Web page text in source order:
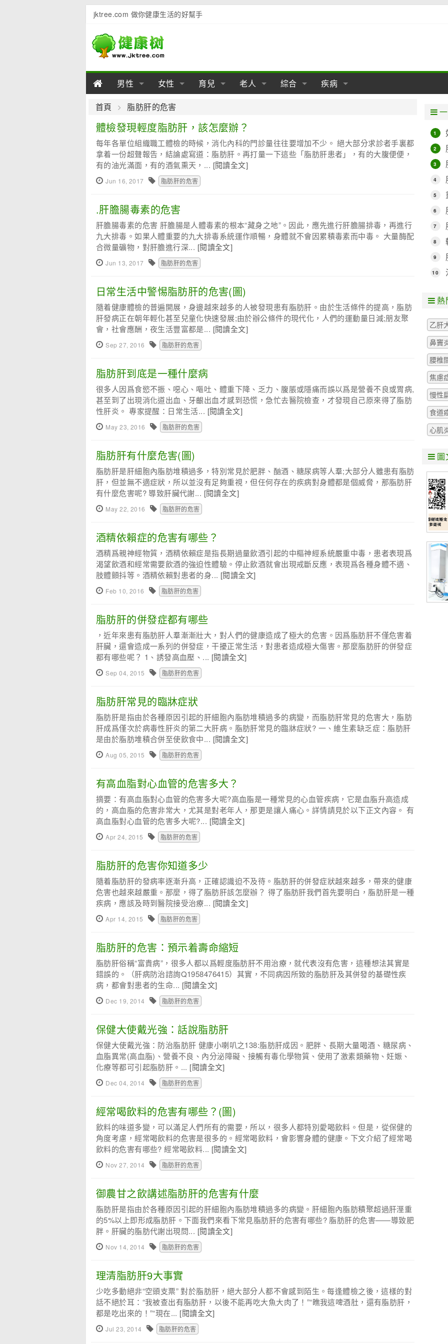
jktree.com 做你健康生活的好幫手
男性
男性陽痿
男性早泄
男性不育
男性心理
男性保養
男性飲食
男性用品 男性疾病
女性
女性乳房
女性子宮
女性經期
女性飲食
女性生理 女性疾病
育兒
產後
新生兒期
幼兒期
學前期 母嬰用品
老人
老人心理
老人用品
老人護理
綜合
亞健康
急救自救
疾病
泌尿科
肛腸科
精神病
骨科
心血管
首頁 脂肪肝的危害
體檢發現輕度脂肪肝，該怎麼辦？
每年各單位組織職工體檢的時候，消化內科的門診量往往要增加不少。 絕大部分求診者手裏都
拿着一份超聲報告，結論處寫道：脂肪肝。再打量一下這些「脂肪肝患者」，有的大腹便便，
有的油光滿面，有的酒氣熏天，... [閱讀全文]
Jun 16, 2017 脂肪肝的危害
.肝膽腸毒素的危害
肝膽腸毒素的危害 肝膽腸是人體毒素的根本“藏身之地”。因此，應先進行肝膽腸排毒，再進行
九大排毒。如果人體重要的九大排毒系統運作順暢，身體就不會因累積毒素而中毒。 大量酶配
合微量礦物，對肝膽進行深... [閱讀全文]
Jun 13, 2017 脂肪肝的危害
日常生活中警惕脂肪肝的危害(圖)
隨着健康體檢的普遍開展，身邊越來越多的人被發現患有脂肪肝。由於生活條件的提高，脂肪
肝發病正在朝年輕化甚至兒童化快速發展;由於辦公條件的現代化，人們的運動量日減;朋友聚
會，社會應酬，夜生活豐富都是... [閱讀全文]
Sep 27, 2016 脂肪肝的危害
脂肪肝到底是一種什麼病
很多人因爲食慾不振、噁心、嘔吐、體重下降、乏力、腹脹或隱痛而誤以爲是營養不良或胃病,
甚至到了出現消化道出血、牙齦出血才感到恐慌，急忙去醫院檢查，才發現自己原來得了脂肪
性肝炎。 專家提醒：日常生活... [閱讀全文]
May 23, 2016 脂肪肝的危害
脂肪肝有什麼危害(圖)
脂肪肝是肝細胞內脂肪堆積過多，特別常見於肥胖、酗酒、糖尿病等人羣;大部分人雖患有脂肪
肝，但並無不適症狀，所以並沒有足夠重視，但任何存在的疾病對身體都是個威脅，那脂肪肝
有什麼危害呢? 導致肝臟代謝... [閱讀全文]
May 22, 2016 脂肪肝的危害
酒精依賴症的危害有哪些？
酒精爲親神經物質，酒精依賴症是指長期過量飲酒引起的中樞神經系統嚴重中毒，患者表現爲
渴望飲酒和經常需要飲酒的強迫性體驗。停止飲酒就會出現戒斷反應，表現爲各種身體不適、
肢體顫抖等。酒精依賴對患者的身... [閱讀全文]
Feb 10, 2016 脂肪肝的危害
脂肪肝的併發症都有哪些
，近年來患有脂肪肝人羣漸漸壯大，對人們的健康造成了極大的危害。因爲脂肪肝不僅危害着
肝臟，還會造成一系列的併發症，干擾正常生活，對患者造成極大傷害。那麼脂肪肝的併發症
都有哪些呢？ 1、誘發高血壓、... [閱讀全文]
Sep 04, 2015 脂肪肝的危害
脂肪肝常見的臨牀症狀
脂肪肝是指由於各種原因引起的肝細胞內脂肪堆積過多的病變，而脂肪肝常見的危害大，脂肪
肝成爲僅次於病毒性肝炎的第二大肝病。脂肪肝常見的臨牀症狀? 一、維生素缺乏症：脂肪肝
是由於脂肪堆積合併至使飲食中... [閱讀全文]
Aug 05, 2015 脂肪肝的危害
有高血脂對心血管的危害多大？
摘要：有高血脂對心血管的危害多大呢?高血脂是一種常見的心血管疾病，它是血脂升高造成
的，高血脂的危害非常大，尤其是對老年人，那更是讓人痛心。詳情請見於以下正文內容。 有
高血脂對心血管的危害多大呢?... [閱讀全文]
Apr 24, 2015 脂肪肝的危害
脂肪肝的危害你知道多少
隨着脂肪肝的發病率逐漸升高，正確認識迫不及待。脂肪肝的併發症狀越來越多，帶來的健康
危害也越來越嚴重。那麼，得了脂肪肝該怎麼辦？ 得了脂肪肝我們首先要明白，脂肪肝是一種
疾病，應該及時到醫院接受治療... [閱讀全文]
Apr 14, 2015 脂肪肝的危害
脂肪肝的危害：預示着壽命縮短
脂肪肝俗稱“富貴病”，很多人都以爲輕度脂肪肝不用治療，就代表沒有危害，這種想法其實是
錯誤的。（肝病防治諮詢Q1958476415）其實，不同病因所致的脂肪肝及其併發的基礎性疾
病，都會對患者的生命... [閱讀全文]
Dec 19, 2014 脂肪肝的危害
保健大使戴光強：話說脂肪肝
保健大使戴光強：防治脂肪肝 健康小喇叭之138:脂肪肝成因。肥胖、長期大量喝酒、糖尿病、
血脂異常(高血脂)、營養不良、內分泌障礙、接觸有毒化學物質、使用了激素類藥物、妊娠、
化療等都可引起脂肪肝。... [閱讀全文]
Dec 04, 2014 脂肪肝的危害
經常喝飲料的危害有哪些？(圖)
飲料的味道多變，可以滿足人們所有的需要，所以，很多人都特別愛喝飲料。但是，從保健的
角度考慮，經常喝飲料的危害是很多的。經常喝飲料，會影響身體的健康。下文介紹了經常喝
飲料的危害有哪些? 經常喝飲料... [閱讀全文]
Nov 27, 2014 脂肪肝的危害
御農甘之飲講述脂肪肝的危害有什麼
脂肪肝是指由於各種原因引起的肝細胞內脂肪堆積過多的病變。肝細胞內脂肪積聚超過肝溼重
的5%以上即形成脂肪肝。下面我們來看下常見脂肪肝的危害有哪些? 脂肪肝的危害——導致肥
胖。肝臟的脂肪代謝出現問... [閱讀全文]
Nov 14, 2014 脂肪肝的危害
理清脂肪肝9大事實
少吃多動絕非“空頭支票” 對於脂肪肝，絕大部分人都不會感到陌生。每逢體檢之後，這樣的對
話不絕於耳：“我被查出有脂肪肝，以後不能再吃大魚大肉了！”“瞧我這啤酒肚，還有脂肪肝，
都是吃出來的！”“現在... [閱讀全文]
Jul 23, 2014 脂肪肝的危害
1
2
3
4
5
6
7
8
9
10
熱
乙肝
鼻竇
腰椎
焦慮
慢性
食道
心肌
圖